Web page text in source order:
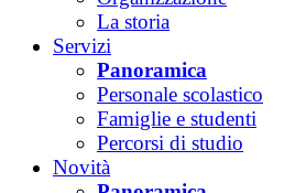
La storia
Servizi
Panoramica
Personale scolastico
Famiglie e studenti
Percorsi di studio
Novità